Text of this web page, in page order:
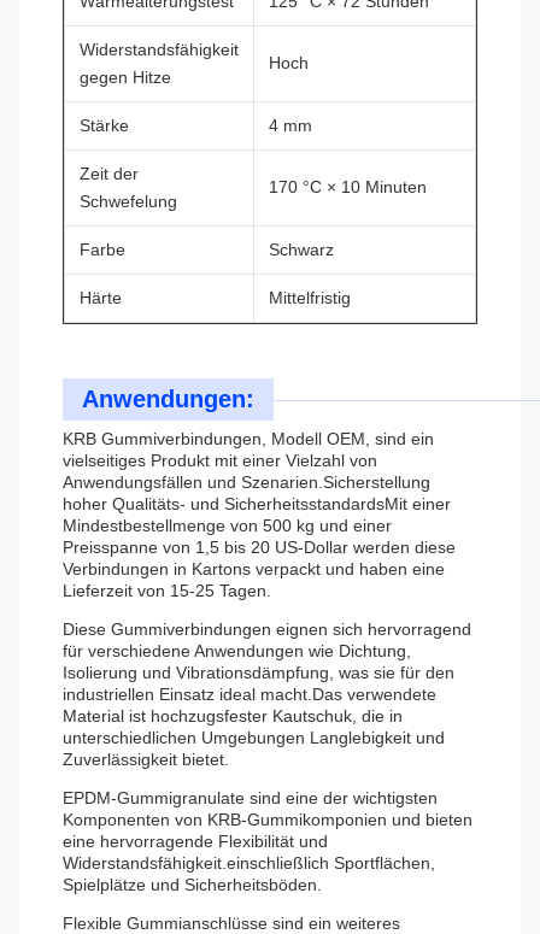
Widerstandsfähigkeit
gegen Hitze
Hoch
Stärke 4 mm
Zeit der
Schwefelung
170 °C × 10 Minuten
Farbe Schwarz
Härte Mittelfristig
Anwendungen:
KRB Gummiverbindungen, Modell OEM, sind ein
vielseitiges Produkt mit einer Vielzahl von
Anwendungsfällen und Szenarien.Sicherstellung
hoher Qualitäts- und SicherheitsstandardsMit einer
Mindestbestellmenge von 500 kg und einer
Preisspanne von 1,5 bis 20 US-Dollar werden diese
Verbindungen in Kartons verpackt und haben eine
Lieferzeit von 15-25 Tagen.
Diese Gummiverbindungen eignen sich hervorragend
für verschiedene Anwendungen wie Dichtung,
Isolierung und Vibrationsdämpfung, was sie für den
industriellen Einsatz ideal macht.Das verwendete
Material ist hochzugsfester Kautschuk, die in
unterschiedlichen Umgebungen Langlebigkeit und
Zuverlässigkeit bietet.
EPDM-Gummigranulate sind eine der wichtigsten
Komponenten von KRB-Gummikomponien und bieten
eine hervorragende Flexibilität und
Widerstandsfähigkeit.einschließlich Sportflächen,
Spielplätze und Sicherheitsböden.
Flexible Gummianschlüsse sind ein weiteres